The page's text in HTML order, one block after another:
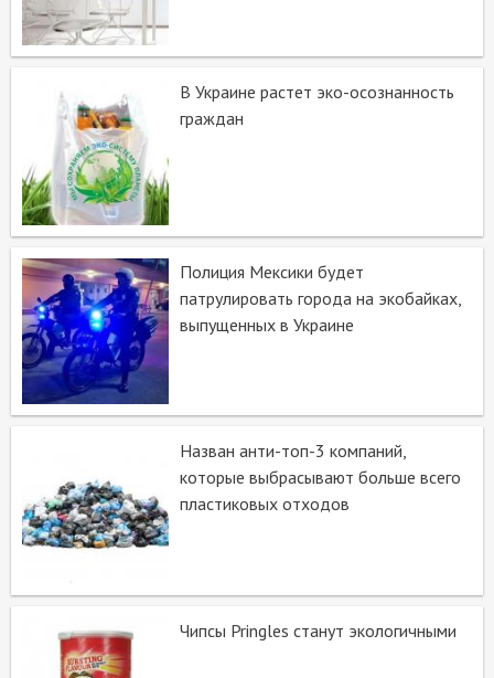
В Украине растет эко-осознанность
граждан
Полиция Мексики будет
патрулировать города на экобайках,
выпущенных в Украине
Назван анти-топ-3 компаний,
которые выбрасывают больше всего
пластиковых отходов
Чипсы Pringles станут экологичными